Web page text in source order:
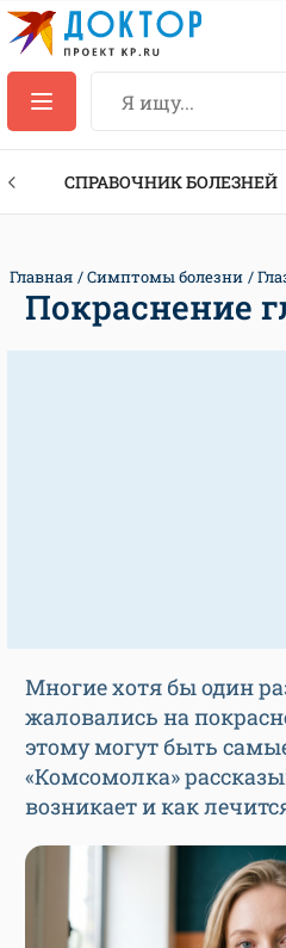
СПРАВОЧНИК БОЛЕЗНЕЙ
Главная Симптомы болезни
Покраснение
Многие хотя бы один
жаловались на
этому могут быть
«Комсомолка»
возникает и как